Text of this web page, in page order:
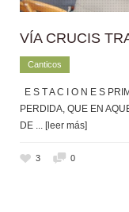
VÍA CRUCIS
Canticos
E S T A C I O N E S
PERDIDA, QUE EN
DE ... [leer más]
3 0